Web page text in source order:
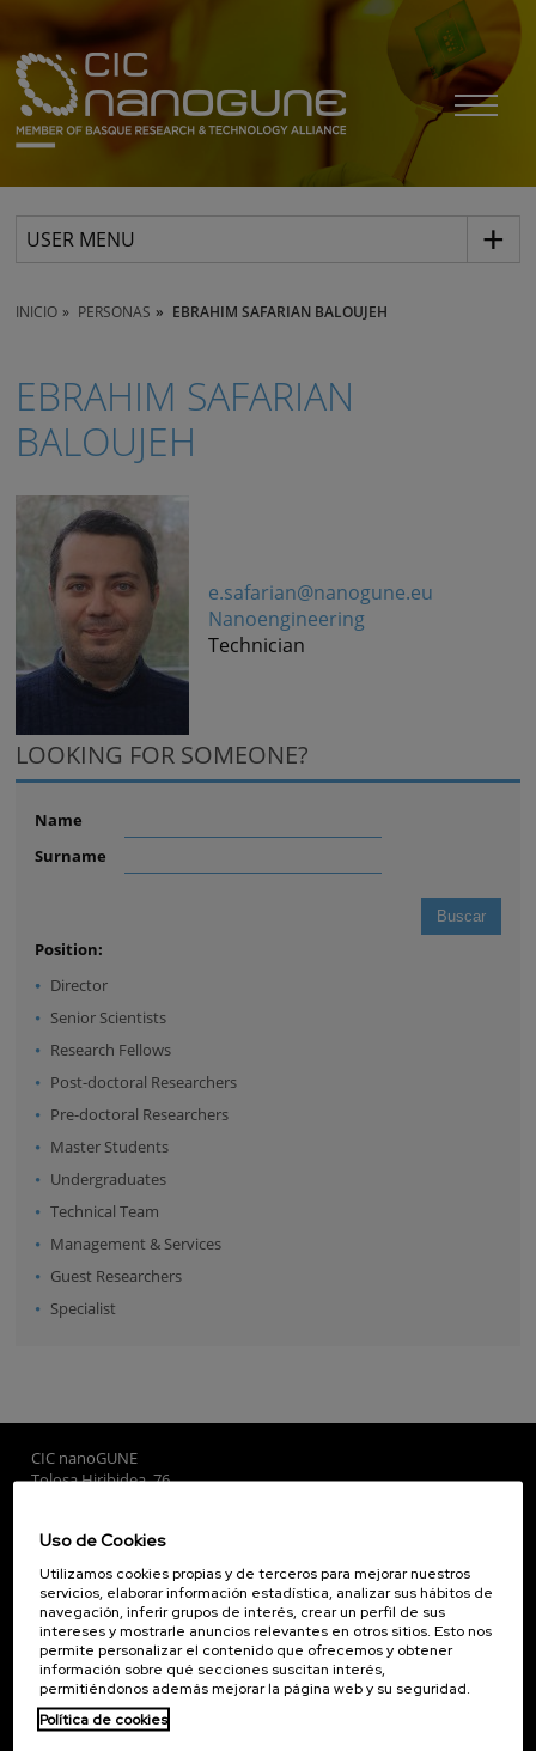
USER MENU
INICIO PERSONAS EBRAHIM SAFARIAN BALOUJEH
EBRAHIM SAFARIAN
BALOUJEH
e.safarian@nanogune.eu
Nanoengineering
Technician
LOOKING FOR SOMEONE?
Name
Surname
Position:
Director
Senior Scientists
Research Fellows
Post-doctoral Researchers
Pre-doctoral Researchers
Master Students
Undergraduates
Technical Team
Management & Services
Guest Researchers
Specialist
CIC nanoGUNE
Tolosa Hiribidea, 76
Subscribe to our Newsletter
nanoGUNE
Investigación
Transferencia
Formación
Uso de Cookies
Utilizamos cookies propias y de terceros para mejorar nuestros
servicios, elaborar información estadística, analizar sus hábitos de
navegación, inferir grupos de interés, crear un perfil de sus
intereses y mostrarle anuncios relevantes en otros sitios. Esto nos
permite personalizar el contenido que ofrecemos y obtener
información sobre qué secciones suscitan interés,
permitiéndonos además mejorar la página web y su seguridad.
Política de cookies